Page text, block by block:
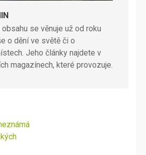
se věnuje už od roku
o dění ve světě či o
Jeho články najdete v
magazínech, které provozuje.